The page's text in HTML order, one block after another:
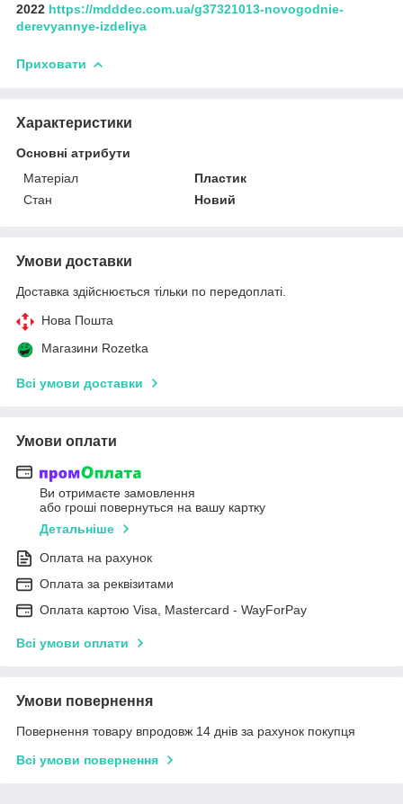
2022 https://mdddec.com.ua/g37321013-novogodnie-
derevyannye-izdeliya
Приховати
Характеристики
Основні атрибути
Матеріал
Пластик
Стан
Новий
Умови доставки
Доставка здійснюється тільки по передоплаті.
Нова Пошта
Магазини Rozetka
Всі умови доставки
Умови оплати
Ви отримаєте замовлення
або гроші повернуться на вашу картку
Детальніше
Оплата на рахунок
Оплата за реквізитами
Оплата картою Visa, Mastercard - WayForPay
Всі умови оплати
Умови повернення
Повернення товару впродовж 14 днів за рахунок покупця
Всі умови повернення